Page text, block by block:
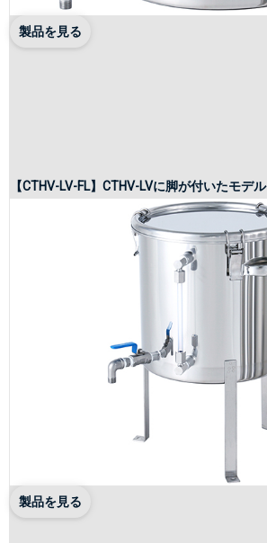
製品を見る
【CTHV-LV-FL】CTHV-LVに脚が付いたモデル
製品を見る